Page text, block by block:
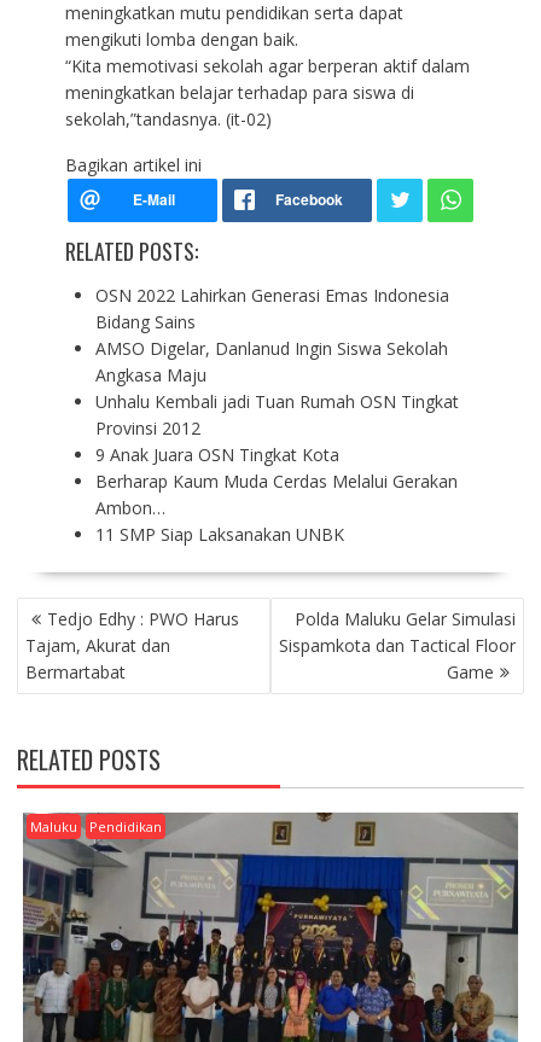
meningkatkan mutu pendidikan serta dapat
mengikuti lomba dengan baik.
“Kita memotivasi sekolah agar berperan aktif dalam
meningkatkan belajar terhadap para siswa di
sekolah,”tandasnya. (it-02)
Bagikan artikel ini
RELATED POSTS:
OSN 2022 Lahirkan Generasi Emas Indonesia
Bidang Sains
AMSO Digelar, Danlanud Ingin Siswa Sekolah
Angkasa Maju
Unhalu Kembali jadi Tuan Rumah OSN Tingkat
Provinsi 2012
9 Anak Juara OSN Tingkat Kota
Berharap Kaum Muda Cerdas Melalui Gerakan
Ambon…
11 SMP Siap Laksanakan UNBK
P
O
S
T
A
V
I
G
A
T
O
N
Tedjo Edhy : PWO Harus
Tajam, Akurat dan
Bermartabat
Polda Maluku Gelar Simulasi
Sispamkota dan Tactical Floor
Game
RELATED POSTS
Maluku Pendidikan